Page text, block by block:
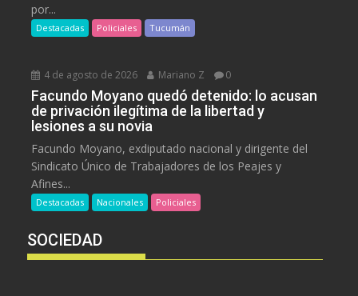
por...
Destacadas Policiales Tucumán
4 de agosto de 2026 Mariano Z 0
Facundo Moyano quedó detenido: lo acusan
de privación ilegítima de la libertad y
lesiones a su novia
Facundo Moyano, exdiputado nacional y dirigente del
Sindicato Único de Trabajadores de los Peajes y
Afines...
Destacadas Nacionales Policiales
SOCIEDAD